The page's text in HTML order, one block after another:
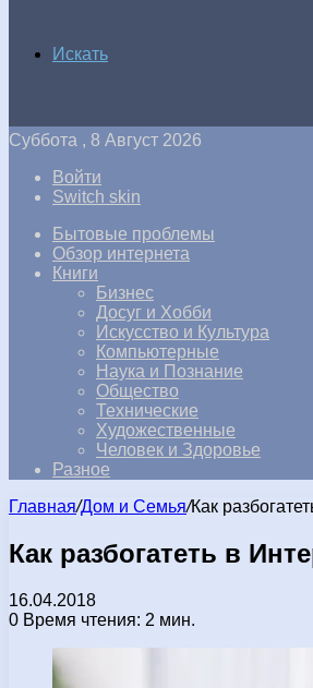
Искать
Суббота , 8 Август 2026
Войти
Switch skin
Бытовые проблемы
Обзор интернета
Книги
Бизнес
Досуг и Хобби
Искусство и Культура
Компьютерные
Наука и Познание
Общество
Технические
Художественные
Человек и Здоровье
Разное
Главная/Дом и Семья/Как
Как разбогатеть в
16.04.2018
0 Время чтения: 2 мин.